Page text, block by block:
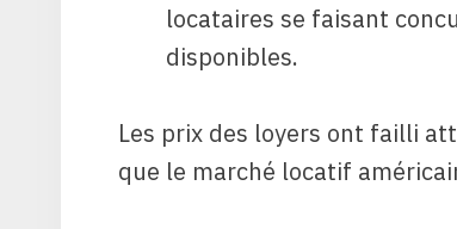
locataires se faisant
disponibles.
Les prix des loyers ont failli
que le marché locatif